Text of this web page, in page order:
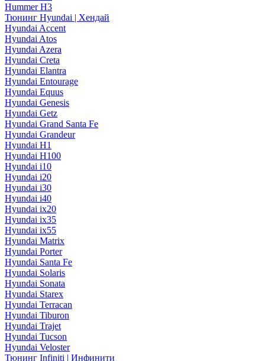
Hummer H3
Тюнинг Hyundai | Хендай
Hyundai Accent
Hyundai Atos
Hyundai Azera
Hyundai Creta
Hyundai Elantra
Hyundai Entourage
Hyundai Equus
Hyundai Genesis
Hyundai Getz
Hyundai Grand Santa Fe
Hyundai Grandeur
Hyundai H1
Hyundai H100
Hyundai i10
Hyundai i20
Hyundai i30
Hyundai i40
Hyundai ix20
Hyundai ix35
Hyundai ix55
Hyundai Matrix
Hyundai Porter
Hyundai Santa Fe
Hyundai Solaris
Hyundai Sonata
Hyundai Starex
Hyundai Terracan
Hyundai Tiburon
Hyundai Trajet
Hyundai Tucson
Hyundai Veloster
Тюнинг Infiniti | Инфинити